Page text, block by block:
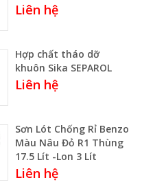
Liên hệ
Hợp chất tháo dỡ
khuôn Sika SEPAROL
Liên hệ
Sơn Lót Chống Rỉ Benzo
Màu Nâu Đỏ R1 Thùng
17.5 Lít -Lon 3 Lít
Liên hệ